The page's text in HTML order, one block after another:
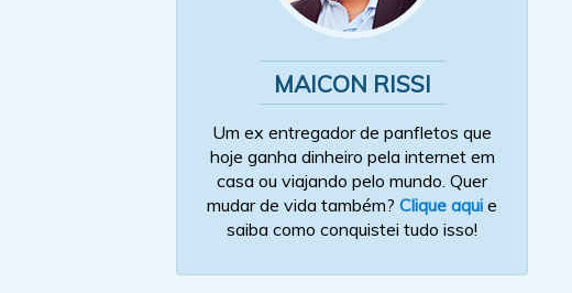
MAICON RISSI
Um ex entregador de panfletos que
hoje ganha dinheiro pela internet em
casa ou viajando pelo mundo. Quer
mudar de vida também? Clique aqui e
saiba como conquistei tudo isso!